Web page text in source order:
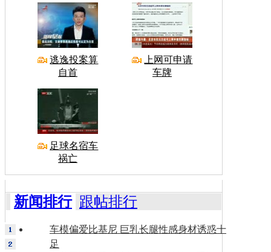
逃逸投案算
自首
上网可申请
车牌
足球名宿车
祸亡
新闻排行 跟帖排行
车模偏爱比基尼 巨乳长腿性感身材诱惑十
足